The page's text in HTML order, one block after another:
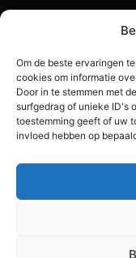
Om de beste ervaringen
cookies om informatie
Door in te stemmen met
surfgedrag of unieke ID's
toestemming geeft of uw
invloed hebben op
Lokaal Adverteren
Sitemap